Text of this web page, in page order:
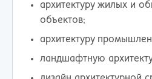
архитектуру жилых и
объектов;
архитектуру
ландшафтную